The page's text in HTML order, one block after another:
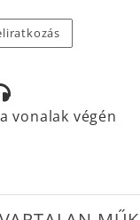
a vonalak végén